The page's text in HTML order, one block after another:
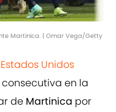
Martinica. | Omar Vega/Getty
Estados Unidos
en la
de Martinica por